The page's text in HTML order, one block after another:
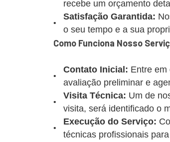
recebe um orçamento
Satisfação Garantida:
o seu tempo e a sua
Como Funciona Nosso
Contato Inicial: Entre em
avaliação preliminar e
Visita Técnica: Um de
visita, será identificado o
Execução do Serviço:
técnicas profissionais